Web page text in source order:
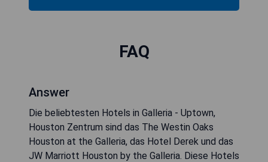
FAQ
Answer
Die beliebtesten Hotels in Galleria - Uptown,
Houston Zentrum sind das The Westin Oaks
Houston at the Galleria, das Hotel Derek und das
JW Marriott Houston by the Galleria. Diese Hotels